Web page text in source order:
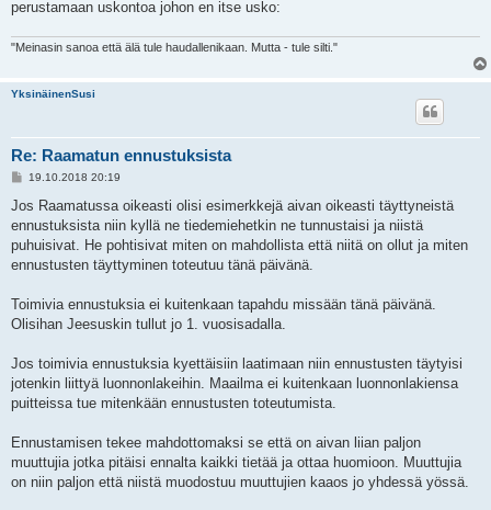
i
perustamaan uskontoa johon en itse usko:
"Meinasin sanoa että älä tule haudallenikaan. Mutta - tule silti."
YksinäinenSusi
Re: Raamatun ennustuksista
V
e
t
i
19.10.2018 20:19
Jos Raamatussa oikeasti olisi esimerkkejä aivan oikeasti täyttyneistä
ennustuksista niin kyllä ne tiedemiehetkin ne tunnustaisi ja niistä
puhuisivat. He pohtisivat miten on mahdollista että niitä on ollut ja miten
ennustusten täyttyminen toteutuu tänä päivänä.
Toimivia ennustuksia ei kuitenkaan tapahdu missään tänä päivänä.
Olisihan Jeesuskin tullut jo 1. vuosisadalla.
Jos toimivia ennustuksia kyettäisiin laatimaan niin ennustusten täytyisi
jotenkin liittyä luonnonlakeihin. Maailma ei kuitenkaan luonnonlakiensa
puitteissa tue mitenkään ennustusten toteutumista.
Ennustamisen tekee mahdottomaksi se että on aivan liian paljon
muuttujia jotka pitäisi ennalta kaikki tietää ja ottaa huomioon. Muuttujia
on niin paljon että niistä muodostuu muuttujien kaaos jo yhdessä yössä.